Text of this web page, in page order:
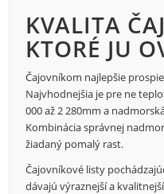
KVALITA
KTORÉ JU
Čajovníkom najlepšie
Najvhodnejšia je pre ne
000 až 2 280mm a
Kombinácia správnej
žiadaný pomalý rast.
Čajovníkové listy
dávajú výraznejší a